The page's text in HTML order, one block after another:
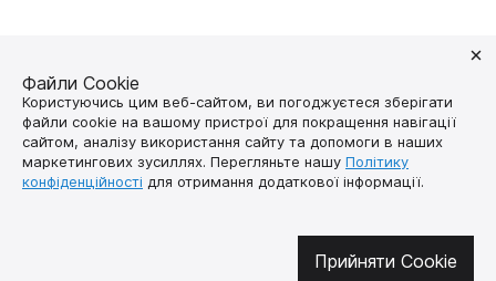
Файли Cookie
Користуючись цим веб-сайтом, ви погоджуєтеся зберігати
файли cookie на вашому пристрої для покращення навігації
сайтом, аналізу використання сайту та допомоги в наших
маркетингових зусиллях. Перегляньте нашу Політику
конфіденційності для отримання додаткової інформації.
Прийняти Cookie